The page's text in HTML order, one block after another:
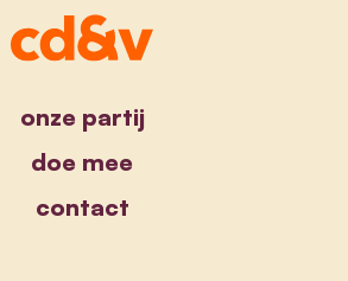
onze partij
doe mee
contact